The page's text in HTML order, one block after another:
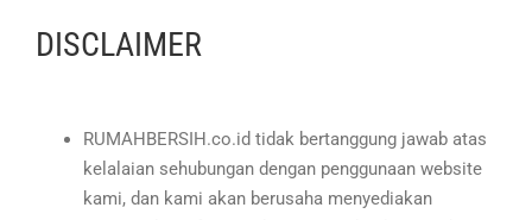
DISCLAIMER
RUMAHBERSIH.co.id tidak bertanggung jawab atas
kelalaian sehubungan dengan penggunaan website
kami, dan kami akan berusaha menyediakan